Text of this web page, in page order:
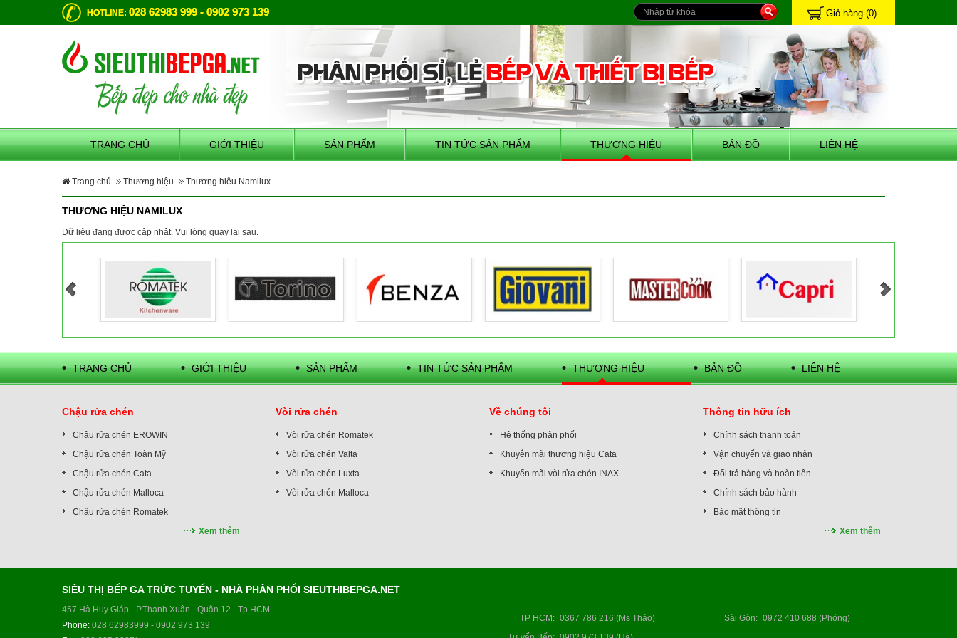
HOTLINE: 028 62983 999 - 0902 973 139 Giỏ hàng (0)
TRANG CHỦ GIỚI THIỆU SẢN PHẨM TIN TỨC SẢN PHẨM THƯƠNG HIỆU BẢN ĐỒ LIÊN HỆ
Trang chủ Thương hiệu Thương hiệu Namilux
THƯƠNG HIỆU NAMILUX
Dữ liệu đang được câp nhật. Vui lòng quay lại sau.
TRANG CHỦ GIỚI THIỆU SẢN PHẨM TIN TỨC SẢN PHẨM THƯƠNG HIỆU BẢN ĐỒ LIÊN HỆ
Chậu rửa chén
Chậu rửa chén EROWIN
Chậu rửa chén Toàn Mỹ
Chậu rửa chén Cata
Chậu rửa chén Malloca
Chậu rửa chén Romatek
Xem thêm
Vòi rửa chén
Vòi rửa chén Romatek
Vòi rửa chén Valta
Vòi rửa chén Luxta
Vòi rửa chén Malloca
Về chúng tôi
Hệ thống phân phối
Khuyễn mãi thương hiệu Cata
Khuyến mãi vòi rửa chén INAX
Thông tin hữu ích
Chính sách thanh toán
Vận chuyển và giao nhận
Đổi trả hàng và hoàn tiền
Chính sách bảo hành
Bảo mật thông tin
Xem thêm
SIÊU THỊ BẾP GA TRỨC TUYẾN - NHÀ PHÂN PHỐI SIEUTHIBEPGA.NET
457 Hà Huy Giáp - P.Thạnh Xuân - Quận 12 - Tp.HCM
Phone: 028 62983999 - 0902 973 139
TP HCM : 0367 786 216 (Ms Thảo) Sài Gòn: 0972 410 688 (Phóng)